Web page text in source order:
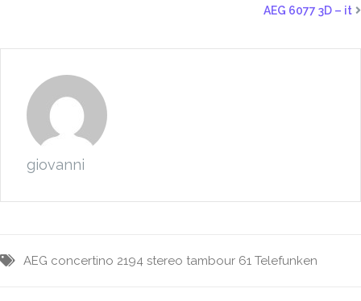
AEG 6077 3D – it
giovanni
AEG concertino 2194 stereo tambour 61 Telefunken